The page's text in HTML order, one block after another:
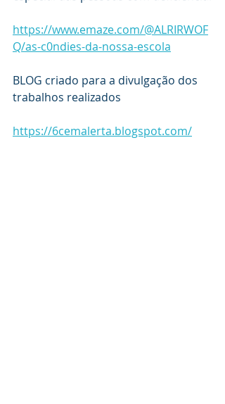
https://www.emaze.com/@ALRIRWOF
Q/as-c0ndies-da-nossa-escola
BLOG criado para a divulgação dos
trabalhos realizados
https://6cemalerta.blogspot.com/